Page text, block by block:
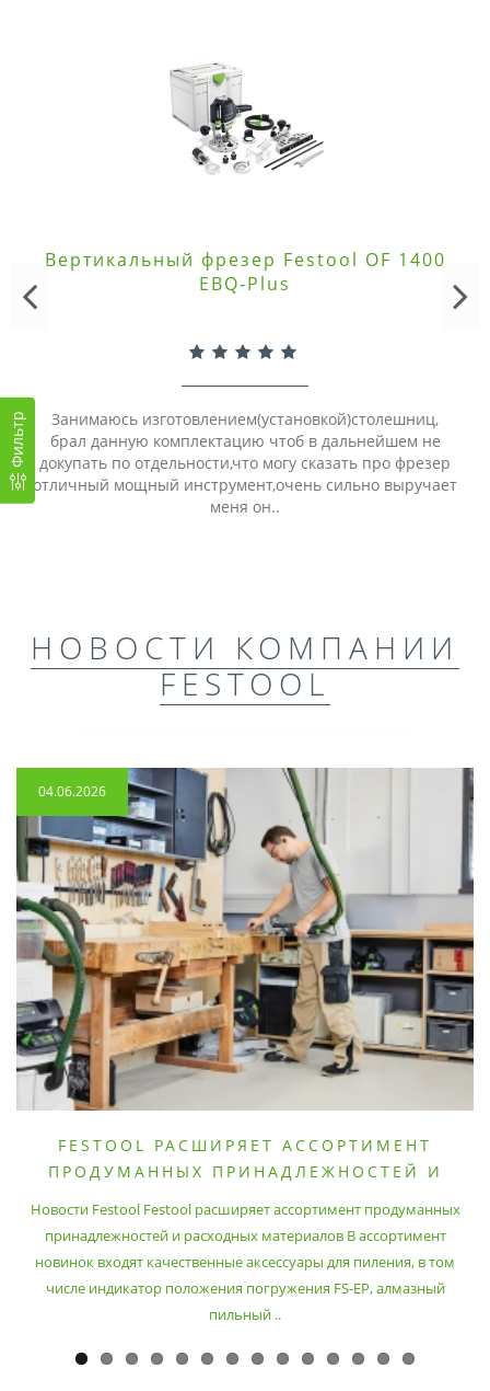
Фильтр
Вертикальный фрезер Festool OF 1400
EBQ-Plus
Занимаюсь изготовлением(установкой)столешниц,
брал данную комплектацию чтоб в дальнейшем не
докупать по отдельности,что могу сказать про фрезер
отличный мощный инструмент,очень сильно выручает
меня он..
НОВОСТИ КОМПАНИИ
FESTOOL
04.06.2026
FESTOOL РАСШИРЯЕТ АССОРТИМЕНТ
ПРОДУМАННЫХ ПРИНАДЛЕЖНОСТЕЙ И
Новости Festool Festool расширяет ассортимент продуманных
принадлежностей и расходных материалов В ассортимент
новинок входят качественные аксессуары для пиления, в том
числе индикатор положения погружения FS-EP, алмазный
пильный ..